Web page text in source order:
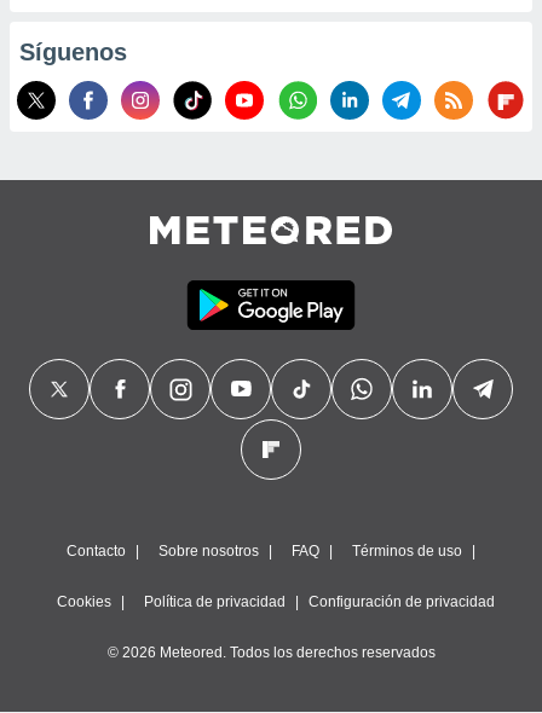
uso de
con el
de
Síguenos
Contacto Sobre nosotros FAQ Términos de uso
Cookies Política de privacidad Configuración de privacidad
© 2026 Meteored. Todos los derechos reservados